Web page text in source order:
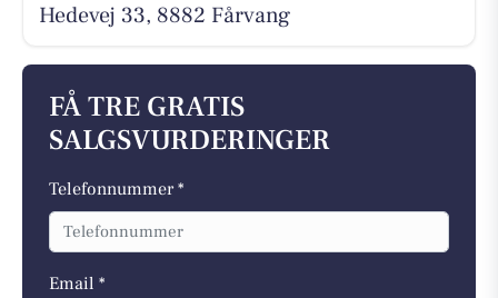
Hedevej 33, 8882 Fårvang
FÅ TRE GRATIS
SALGSVURDERINGER
Telefonnummer *
Email *